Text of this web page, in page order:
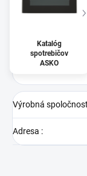
Katalóg
spotrebičov
ASKO
Výrobná
Adresa :